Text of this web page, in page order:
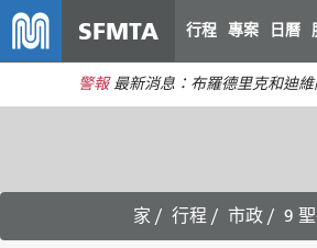
SFMTA 行程 專案 日曆
警報 最新消息：布羅德里克和迪
家 行程 市政 9